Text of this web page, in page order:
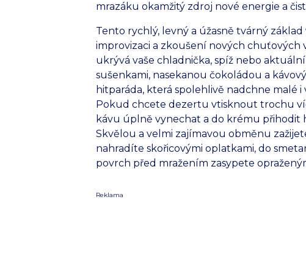
mrazáku okamžitý zdroj nové energie a
Tento rychlý, levný a úžasně tvárný
improvizaci a zkoušení nových chuťových
ukrývá vaše chladnička, spíž nebo
sušenkami, nasekanou čokoládou a
hitparáda, která spolehlivě nadchne malé
Pokud chcete dezertu vtisknout trochu
kávu úplně vynechat a do krému přihodit
Skvělou a velmi zajímavou obměnu
nahradíte skořicovými oplatkami, do
povrch před mražením zasypete
Reklama